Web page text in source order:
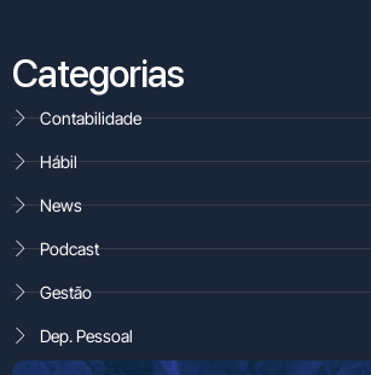
Categorias
Contabilidade
Hábil
News
Podcast
Gestão
Dep. Pessoal